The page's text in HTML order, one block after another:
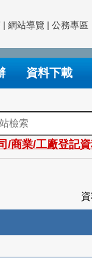
| 網站導覽 | 公務專區
資料下載
/商業/工廠登記